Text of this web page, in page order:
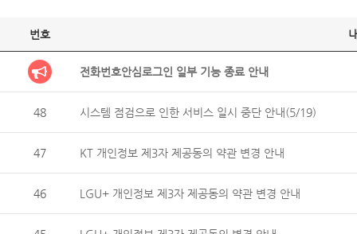
번호
전화번호안심로그인 일부 기능 종료 안내
48 시스템 점검으로 인한 서비스 일시 중단 안내(5/19)
47 KT 개인정보 제3자 제공동의 약관 변경 안내
46 LGU+ 개인정보 제3자 제공동의 약관 변경 안내